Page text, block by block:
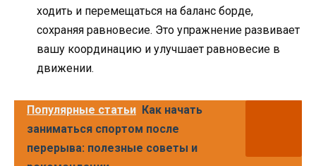
ходить и перемещаться на баланс борде,
сохраняя равновесие. Это упражнение развивает
вашу координацию и улучшает равновесие в
движении.
Популярные статьи Как начать
заниматься спортом после
перерыва: полезные советы и